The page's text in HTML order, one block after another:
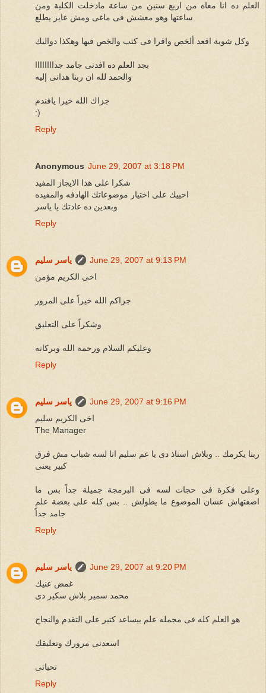
العلم ده انا معاه من اربع سنين من ساعة مادخلت الكلية ومن
ساعتها وهو معشش فى ماغى ومش عايز يطلع
وكل شوية اقعد ألخص واقرا فى كتب والخص فيها وهكذا دواليك
بجد العلم ده افدنى جامد جداااااااا
والحمد لله ان ربنا هدانى إليه
جزاك الله خيرا يافندم
:)
Reply
Anonymous June 29, 2007 at 3:18 PM
شكرا على هذا الايجاز المفيد
احييك على اختيار موضوعاتك الهادفه والمفيده
وبعدين ده عادتك يا ياسر
Reply
ياسر سليم
June 29, 2007 at 9:13 PM
اخى الكريم مؤمن
جزاكم الله خيراً على المرور
وشكراً على التعليق
وعليكم السلام ورحمة الله وبركاته
Reply
ياسر سليم
June 29, 2007 at 9:16 PM
اخى الكريم سليم
The Manager
ربنا يكرمك .. وبلاش استاذ دى يا عم سليم انا لسه شباب مش فرق
كبير يعنى
وعلى فكرة فى حجات لسه فى البرمجة جميلة جداً بس ما
اضفتهاش عشان الموضوع ما يطولش .. بس كله على بعضة علم
جامد جداً
Reply
ياسر سليم
June 29, 2007 at 9:20 PM
غمض عنيك
محمد سمير بلاش سكير دى
هو العلم كله فى مجمله علم بيساعد كتير على التقدم والنجاح
اسعدنى مرورك وتعليقك
تحياتى
Reply